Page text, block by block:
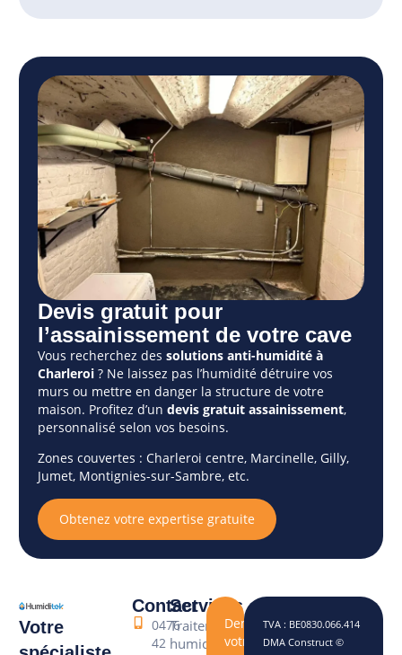
Devis gratuit pour
l’assainissement de votre cave
Vous recherchez des solutions anti-humidité à
Charleroi ? Ne laissez pas l’humidité détruire vos
murs ou mettre en danger la structure de votre
maison. Profitez d’un devis gratuit assainissement,
personnalisé selon vos besoins.
Zones couvertes : Charleroi centre, Marcinelle, Gilly,
Jumet, Montignies-sur-Sambre, etc.
Obtenez votre expertise gratuite
Votre
Contact
0476
42
Services
Traitement
humidité
Demandez
votre
TVA : BE0830.066.414
DMA Construct ©